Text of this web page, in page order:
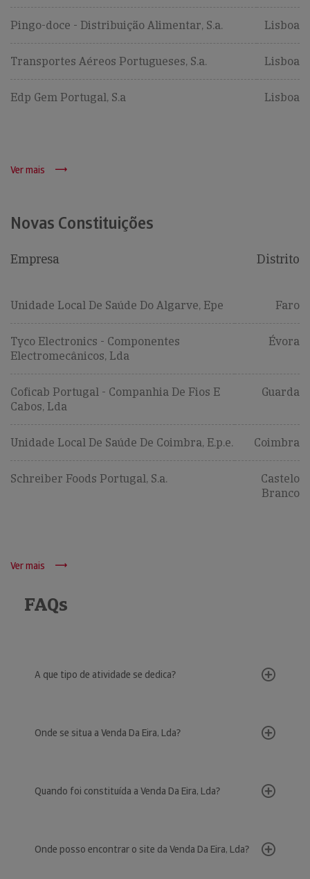
Pingo-doce - Distribuição Alimentar, S.a. Lisboa
Transportes Aéreos Portugueses, S.a. Lisboa
Edp Gem Portugal, S.a Lisboa
Ver mais
Novas Constituições
Empresa Distrito
Unidade Local De Saúde Do Algarve, Epe Faro
Tyco Electronics - Componentes
Electromecânicos, Lda
Évora
Coficab Portugal - Companhia De Fios E
Cabos, Lda
Guarda
Unidade Local De Saúde De Coimbra, E.p.e. Coimbra
Schreiber Foods Portugal, S.a.
Castelo
Branco
Ver mais
FAQs
A que tipo de atividade se dedica?
Onde se situa a Venda Da Eira, Lda?
Quando foi constituída a Venda Da Eira, Lda?
Onde posso encontrar o site da Venda Da Eira, Lda?